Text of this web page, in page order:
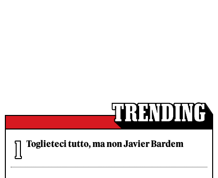
Toglieteci tutto, ma non Javier Bardem